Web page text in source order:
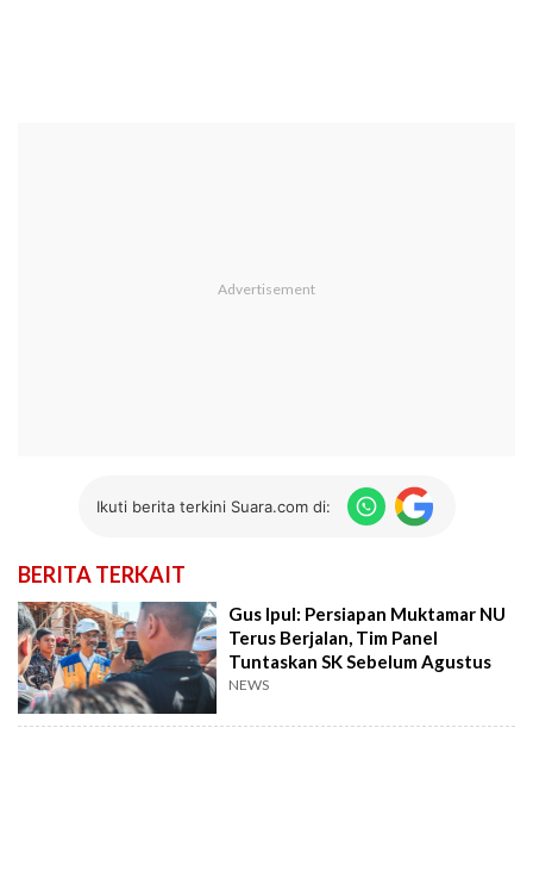
Ikuti berita terkini Suara.com di:
BERITA TERKAIT
Gus Ipul: Persiapan Muktamar NU
Terus Berjalan, Tim Panel
Tuntaskan SK Sebelum Agustus
NEWS